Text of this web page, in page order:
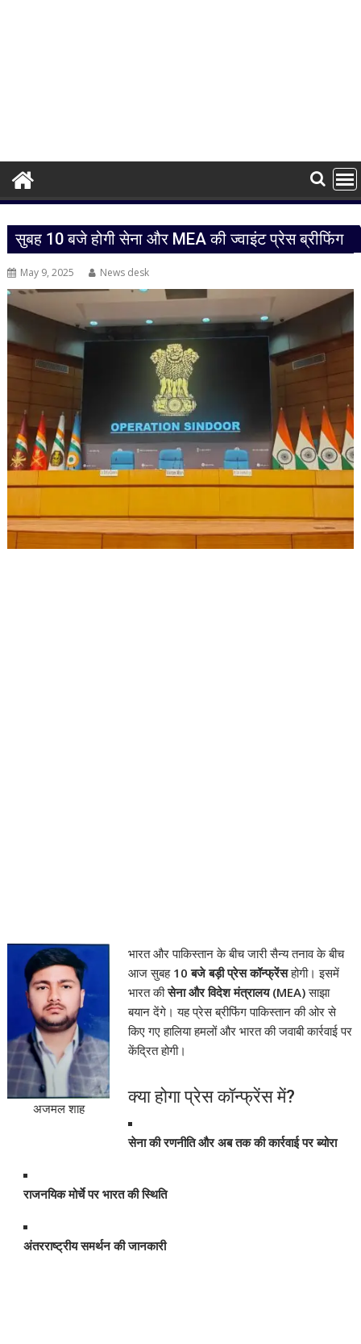
सुबह 10 बजे होगी सेना और MEA की ज्वाइंट प्रेस ब्रीफिंग
May 9, 2025 News desk
अजमल शाह
भारत और पाकिस्तान के बीच जारी सैन्य तनाव के बीच
आज सुबह 10 बजे बड़ी प्रेस कॉन्फ्रेंसहोगी। इसमें
भारत कीसेना और विदेश मंत्रालय (MEA)साझा
बयान देंगे। यह प्रेस ब्रीफिंग पाकिस्तान की ओर से
किए गए हालिया हमलों और भारत की जवाबी कार्रवाई पर
केंद्रित होगी।
क्या होगा प्रेस कॉन्फ्रेंस में?
सेना की रणनीति और अब तक की कार्रवाई पर ब्योरा
राजनयिक मोर्चे पर भारत की स्थिति
अंतरराष्ट्रीय समर्थन की जानकारी